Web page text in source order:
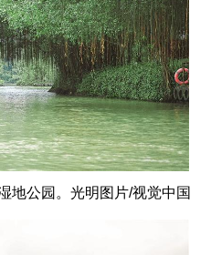
地公园。光明图片/视觉中国